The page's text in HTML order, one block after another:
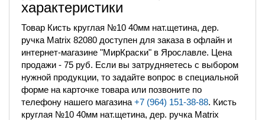
характеристики
Товар Кисть круглая №10 40мм нат.щетина, дер.
ручка Matrix 82080 доступен для заказа в офлайн и
интернет-магазине "МирКраски" в Ярославле. Цена
продажи - 75 руб. Если вы затрудняетесь с выбором
нужной продукции, то задайте вопрос в специальной
форме на карточке товара или позвоните по
телефону нашего магазина +7 (964) 151-38-88. Кисть
круглая №10 40мм нат.щетина, дер. ручка Matrix